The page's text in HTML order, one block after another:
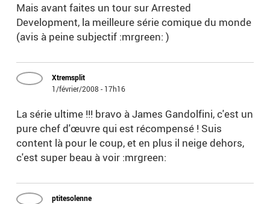
Mais avant faites un tour sur Arrested
Development, la meilleure série comique du monde
(avis à peine subjectif :mrgreen: )
Xtremsplit
1/février/2008 - 17h16
La série ultime !!! bravo à James Gandolfini, c'est un
pure chef d'œuvre qui est récompensé ! Suis
content là pour le coup, et en plus il neige dehors,
c'est super beau à voir :mrgreen:
ptitesolenne